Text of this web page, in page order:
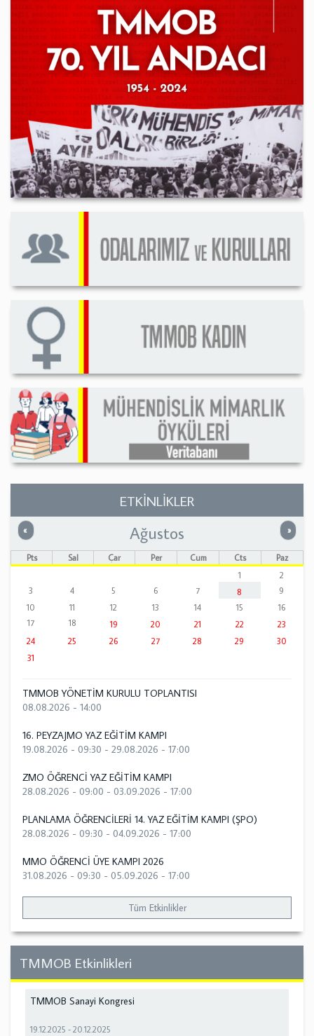
ETKİNLİKLER
« Önceki »
Ağustos
Pts Sal Çar Per Cum Cts
Paz
1
2
3
4 5 6 7 8
9
10
11 12 13 14 15
16
17
18 19 20 21 22
23
24
25 26 27 28 29
30
31
TMMOB YÖNETİM KURULU TOPLANTISI
08.08.2026 - 14:00
16. PEYZAJMO YAZ EĞİTİM KAMPI
19.08.2026 - 09:30 - 29.08.2026 - 17:00
ZMO ÖĞRENCİ YAZ EĞİTİM KAMPI
28.08.2026 - 09:00 - 03.09.2026 - 17:00
PLANLAMA ÖĞRENCİLERİ 14. YAZ EĞİTİM KAMPI (ŞPO)
28.08.2026 - 09:30 - 04.09.2026 - 17:00
MMO ÖĞRENCİ ÜYE KAMPI 2026
31.08.2026 - 09:30 - 05.09.2026 - 17:00
Tüm Etkinlikler
TMMOB Etkinlikleri
TMMOB Sanayi Kongresi
19.12.2025 -20.12.2025